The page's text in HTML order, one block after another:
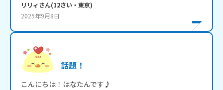
リリィさん(12さい・ 東京)
2025年9月8日
話題！
こんにちは！はなたんです♪